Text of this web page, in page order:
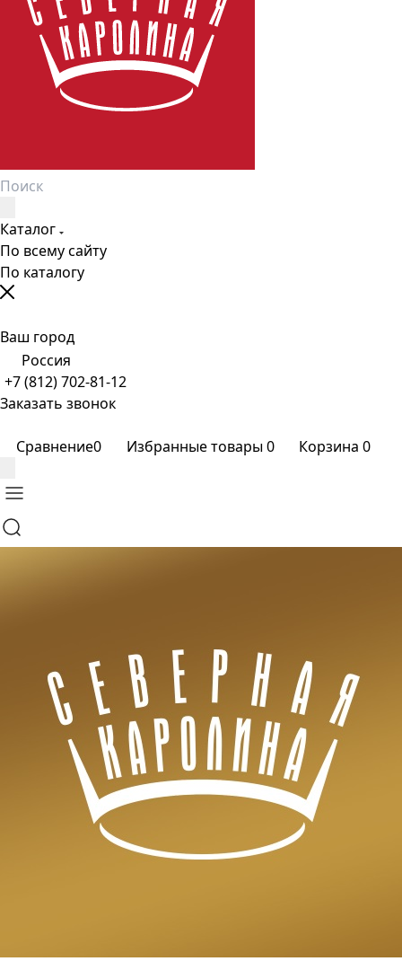
Каталог
По всему сайту
По каталогу
Ваш город
Россия
+7 (812) 702-81-12
Заказать звонок
Сравнение0 Избранные товары0 Корзина 0